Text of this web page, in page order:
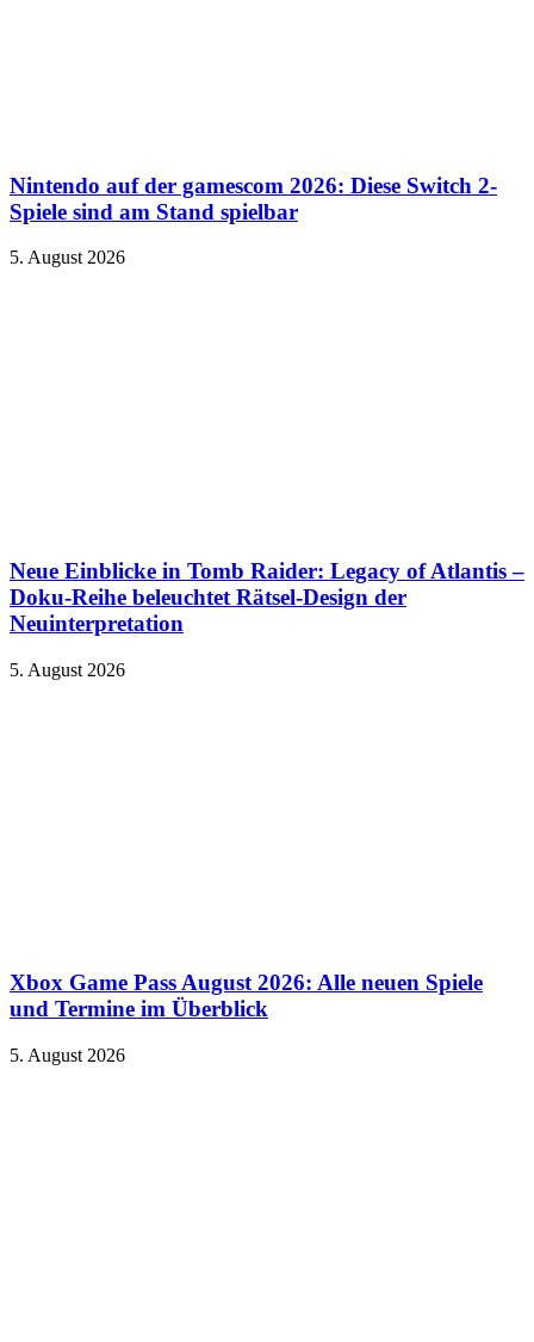
Nintendo auf der gamescom 2026: Diese Switch 2-
Spiele sind am Stand spielbar
5. August 2026
Neue Einblicke in Tomb Raider: Legacy of Atlantis –
Doku-Reihe beleuchtet Rätsel-Design der
Neuinterpretation
5. August 2026
Xbox Game Pass August 2026: Alle neuen Spiele
und Termine im Überblick
5. August 2026